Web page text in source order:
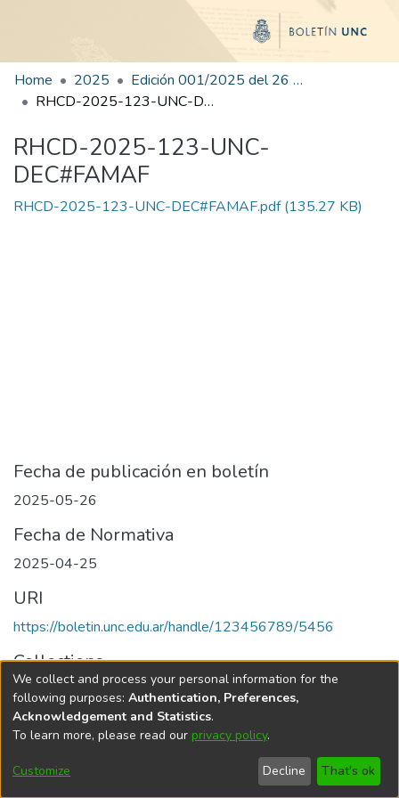
Home 2025
Edición 001/2025 del 26 de mayo de 2025
RHCD-2025-123-UNC-DEC#FAMAF
RHCD-2025-123-UNC-
DEC#FAMAF
RHCD-2025-123-UNC-DEC#FAMAF.pdf(135.27 KB)
Fecha de publicación en boletín
2025-05-26
Fecha de Normativa
2025-04-25
URI
https://boletin.unc.edu.ar/handle/123456789/5456
Collections
Edición 001/2025 del 26 de mayo de 2025
Universidad Nacional de Córdoba
We collect and process your personal information for the
following purposes: Authentication, Preferences,
Acknowledgement and Statistics.
To learn more, please read our privacy policy.
Customize Decline That's ok